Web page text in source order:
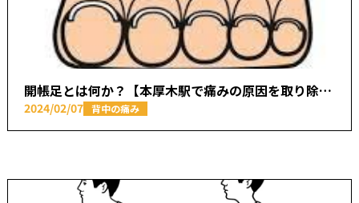
開帳足とは何か？【本厚木駅で痛みの原因を取り除く あかつき整骨院】
2024/02/07 背中の痛み